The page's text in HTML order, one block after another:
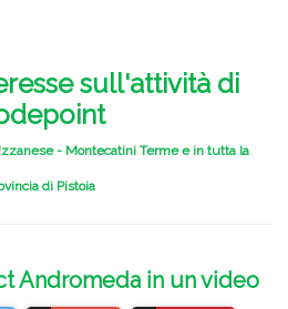
sull'attività di
- Montecatini Terme e in tutta la
di Pistoia
Andromeda in un video